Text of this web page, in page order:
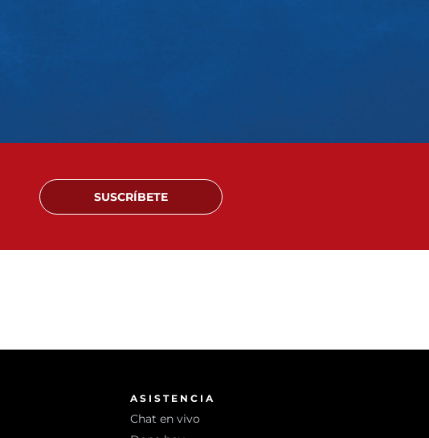
SUSCRÍBETE
ASISTENCIA
Chat en vivo